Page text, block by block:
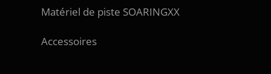
Matériel de piste SOARINGXX
Accessoires